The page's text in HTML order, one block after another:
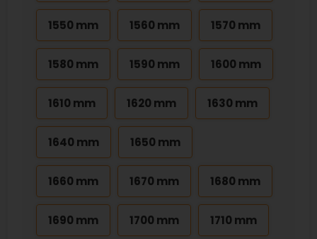
1550 mm 1560 mm 1570 mm
1580 mm 1590 mm 1600 mm
1610 mm 1620 mm 1630 mm
1640 mm 1650 mm
1660 mm 1670 mm 1680 mm
1690 mm 1700 mm 1710 mm